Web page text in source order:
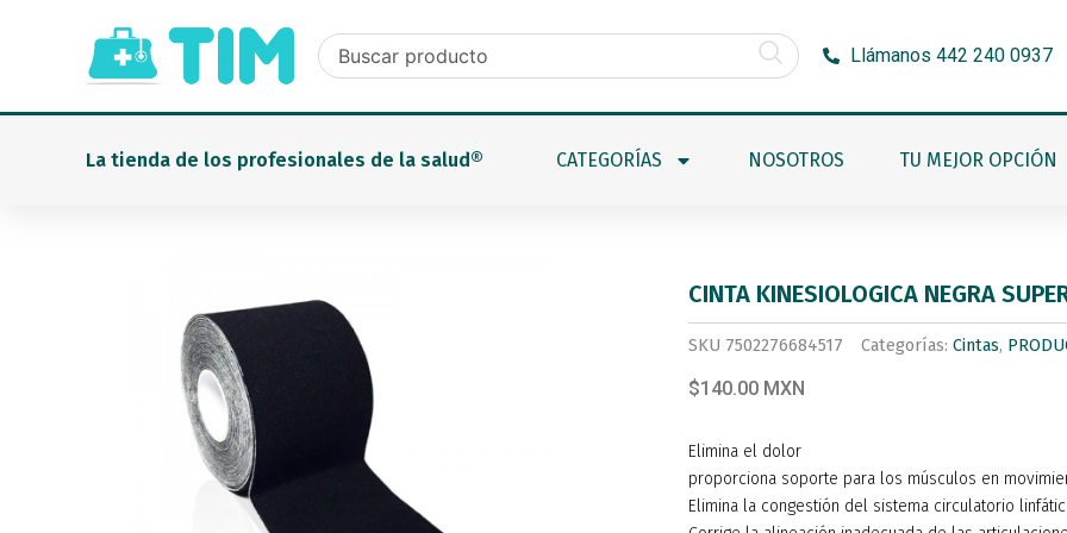
contenido
Llámanos 442 240 0937
La tienda de los profesionales de la salud® CATEGORÍAS NOSOTROS TU MEJOR OPCIÓN
CINTA KINESIOLOGICA NEGRA
SKU 7502276684517 Categorías: Cintas,
$140.00 MXN
Elimina el dolor
proporciona soporte para los músculos en
Elimina la congestión del sistema circulatorio